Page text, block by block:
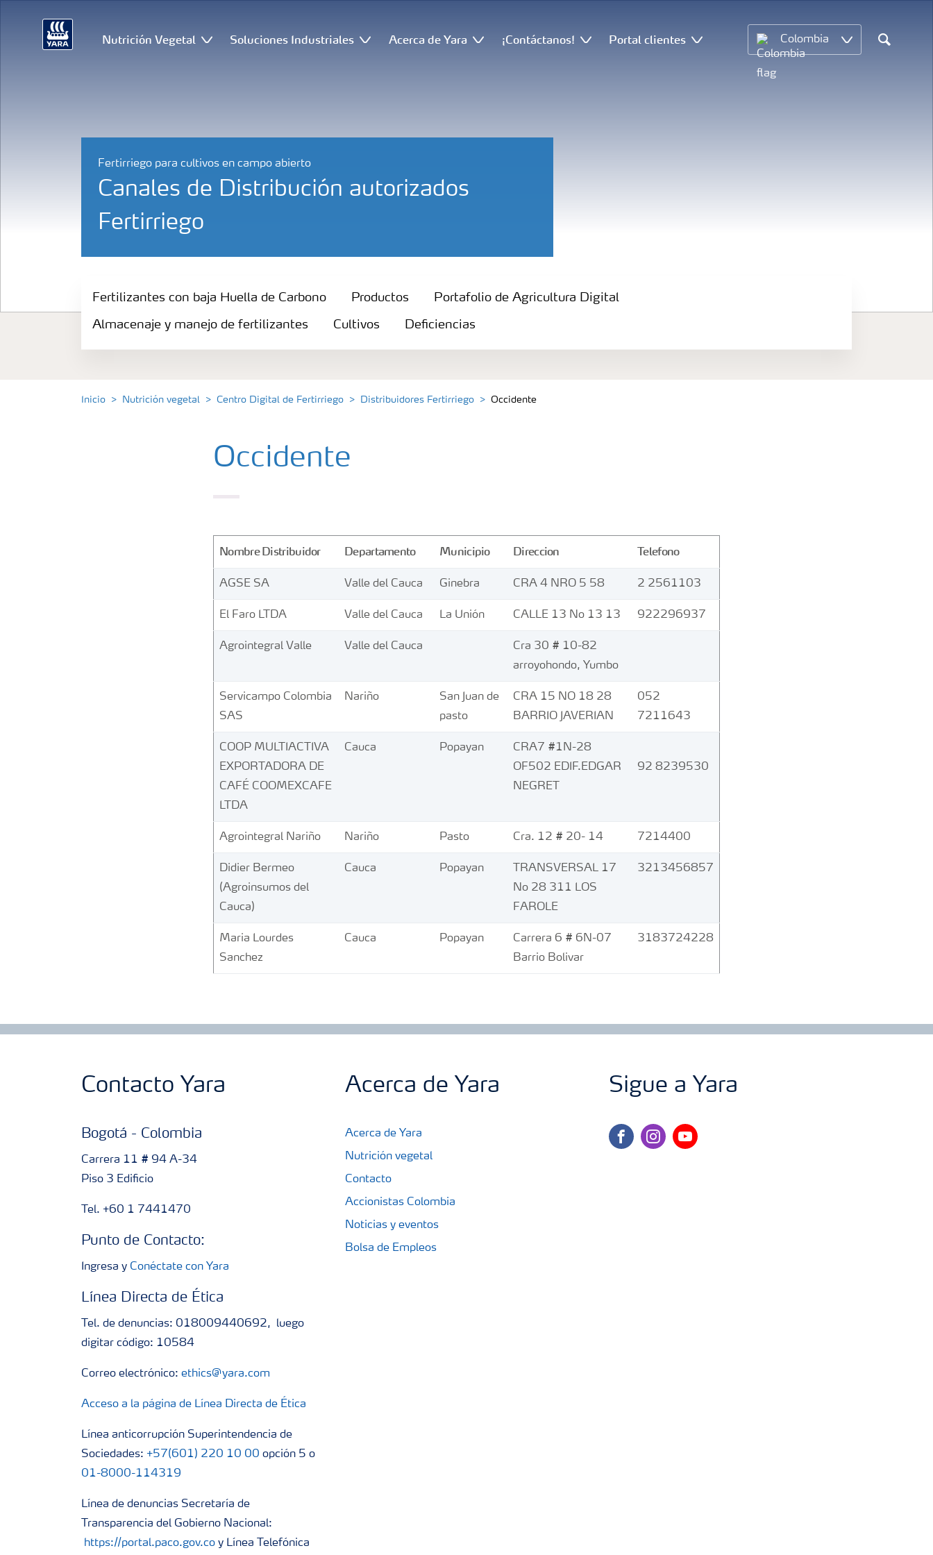
Nutrición Vegetal Soluciones Industriales Acerca de Yara ¡Contáctanos! Portal clientes Colombia
Search
Fertirriego para cultivos en campo abierto
Canales de Distribución autorizados
Fertirriego
Productos
Fertilizantes con baja Huella de Carbono Productos Portafolio de Agricultura Digital
Almacenaje y manejo de fertilizantes Cultivos Deficiencias
Inicio Nutrición vegetal Centro Digital de Fertirriego Distribuidores Fertirriego Occidente
Occidente
Nombre Distribuidor Departamento Municipio Direccion Telefono
AGSE SA Valle del Cauca Ginebra CRA 4 NRO 5 58 2 2561103
El Faro LTDA Valle del Cauca La Unión CALLE 13 No 13 13 922296937
Agrointegral Valle Valle del Cauca
Cra 30 # 10-82
arroyohondo, Yumbo
Servicampo Colombia
SAS
Nariño
San Juan de
pasto
CRA 15 NO 18 28
BARRIO JAVERIAN
052
7211643
COOP MULTIACTIVA
EXPORTADORA DE
CAFÉ COOMEXCAFE
LTDA
Cauca Popayan
CRA7 #1N-28
OF502 EDIF.EDGAR
NEGRET
92 8239530
Agrointegral Nariño Nariño Pasto Cra. 12 # 20- 14 7214400
Didier Bermeo
(Agroinsumos del
Cauca)
Cauca Popayan
TRANSVERSAL 17
No 28 311 LOS
FAROLE
3213456857
Maria Lourdes
Sanchez
Cauca Popayan
Carrera 6 # 6N-07
Barrio Bolivar
3183724228
Contacto Yara
Bogotá - Colombia
Carrera 11 # 94 A-34
Piso 3 Edificio
Tel. +60 1 7441470
Punto de Contacto:
Ingresa y Conéctate con Yara
Línea Directa de Ética
Tel. de denuncias: 018009440692, luego
digitar código: 10584
Correo electrónico: ethics@yara.com
Acceso a la página de Línea Directa de Ética
Línea anticorrupción Superintendencia de
Sociedades: +57(601) 220 10 00 opción 5 o
01-8000-114319
Línea de denuncias Secretaría de
Transparencia del Gobierno Nacional:
https://portal.paco.gov.co y Línea Telefónica
Acerca de Yara
Acerca de Yara
Nutrición vegetal
Contacto
Accionistas Colombia
Noticias y eventos
Bolsa de Empleos
Sigue a Yara
facebookinstagram
youtube